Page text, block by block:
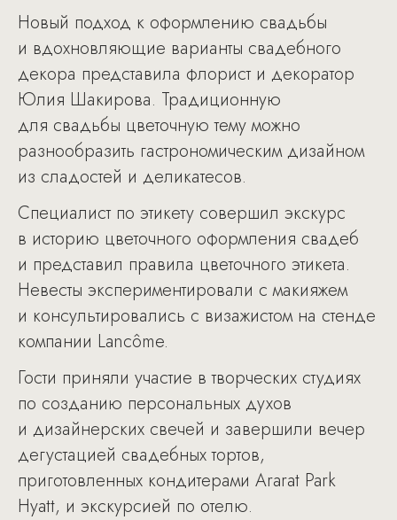
Новый подход к оформлению свадьбы
и вдохновляющие варианты свадебного
декора представила флорист и декоратор
Юлия Шакирова. Традиционную
для свадьбы цветочную тему можно
разнообразить гастрономическим дизайном
из сладостей и деликатесов.
Специалист по этикету совершил экскурс
в историю цветочного оформления свадеб
и представил правила цветочного этикета.
Невесты экспериментировали с макияжем
и консультировались с визажистом на стенде
компании Lancôme.
Гости приняли участие в творческих студиях
по созданию персональных духов
и дизайнерских свечей и завершили вечер
дегустацией свадебных тортов,
приготовленных кондитерами Ararat Park
Hyatt, и экскурсией по отелю.